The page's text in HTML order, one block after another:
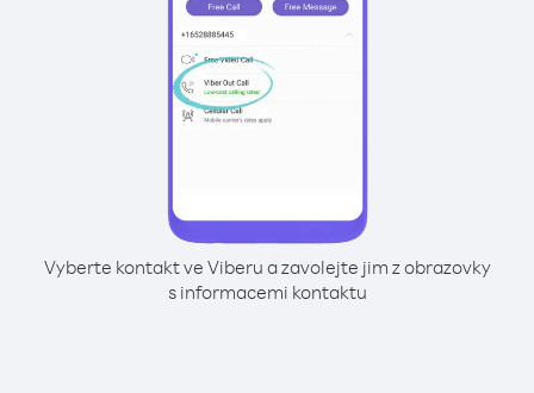
Vyberte kontakt ve Viberu a zavolejte jim z obrazovky
s informacemi kontaktu